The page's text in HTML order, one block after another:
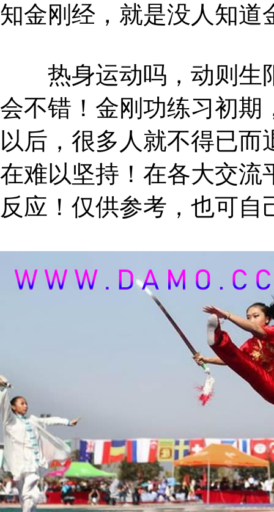
知金刚经，就是没人知道
热身运动吗，动则生
会不错！金刚功练习初期
以后，很多人就不得已
在难以坚持！在各大交流
反应！仅供参考，也可